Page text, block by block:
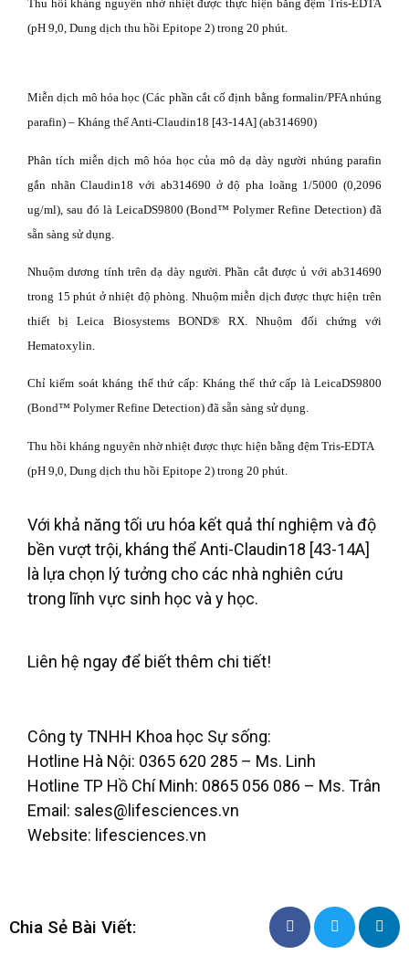
Thu hồi kháng nguyên nhờ nhiệt được thực hiện bằng đệm Tris-EDTA
(pH 9,0, Dung dịch thu hồi Epitope 2) trong 20 phút.
Miễn dịch mô hóa học (Các phần cắt cố định bằng formalin/PFA nhúng
parafin) – Kháng thể Anti-Claudin18 [43-14A] (ab314690)
Phân tích miễn dịch mô hóa học của mô dạ dày người nhúng parafin
gắn nhãn Claudin18 với ab314690 ở độ pha loãng 1/5000 (0,2096
ug/ml), sau đó là LeicaDS9800 (Bond™ Polymer Refine Detection) đã
sẵn sàng sử dụng.
Nhuộm dương tính trên dạ dày người. Phần cắt được ủ với ab314690
trong 15 phút ở nhiệt độ phòng. Nhuộm miễn dịch được thực hiện trên
thiết bị Leica Biosystems BOND® RX. Nhuộm đối chứng với
Hematoxylin.
Chỉ kiểm soát kháng thể thứ cấp: Kháng thể thứ cấp là LeicaDS9800
(Bond™ Polymer Refine Detection) đã sẵn sàng sử dụng.
Thu hồi kháng nguyên nhờ nhiệt được thực hiện bằng đệm Tris-EDTA
(pH 9,0, Dung dịch thu hồi Epitope 2) trong 20 phút.
Với khả năng tối ưu hóa kết quả thí nghiệm và độ
bền vượt trội, kháng thể Anti-Claudin18 [43-14A]
là lựa chọn lý tưởng cho các nhà nghiên cứu
trong lĩnh vực sinh học và y học.
Liên hệ ngay để biết thêm chi tiết!
Công ty TNHH Khoa học Sự sống:
Hotline Hà Nội: 0365 620 285 – Ms. Linh
Hotline TP Hồ Chí Minh: 0865 056 086 – Ms. Trân
Email: sales@lifesciences.vn
Website: lifesciences.vn
Chia Sẻ Bài Viết: